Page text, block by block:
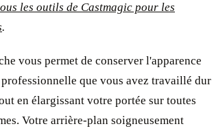
les outils de Castmagic pour les
.
vous permet de conserver l'apparence
que vous avez travaillé dur
en élargissant votre portée sur toutes
Votre arrière-plan soigneusement